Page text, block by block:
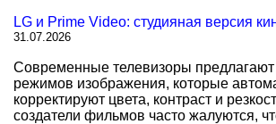
LG и Prime Video: студияная версия
31.07.2026
Современные телевизоры
режимов изображения, которые
корректируют цвета, контраст и
создатели фильмов часто жалуются,